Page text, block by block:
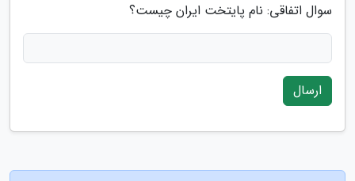
سوال اتفاقی: نام پایتخت ایران چیست؟
ارسال